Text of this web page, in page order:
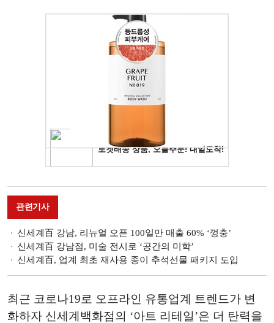
관련기사
신세계百 강남, 리뉴얼 오픈 100일만 매출 60% ‘껑충’
신세계百 강남점, 미술 전시로 ‘공간의 미학’
신세계百, 업계 최초 재사용 종이 추석선물 패키지 도입
최근 코로나19로 오프라인 유통업계 트렌드가 변
화하자 신세계백화점의 ‘아트 리테일’은 더 탄력을